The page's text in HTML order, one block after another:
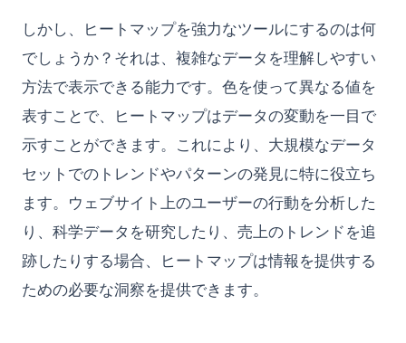
Web Scraping with Python: Complete Guide Using
What Is Elif in Python - Explained!
What Is Parsing in Python? A Guide to Parsers and
Techniques
What is Boolean in Python?
What is Do Nothing in Python? Understanding The Pass
Statement
What is Scikit-Learn: The Must-Have Machine Learning
Library
What is XGBoost, The Powerhouse of Machine Learning
Algorithms
しかし、ヒートマップを強力なツールにするのは何
でしょうか？それは、複雑なデータを理解しやすい
方法で表示できる能力です。色を使って異なる値を
表すことで、ヒートマップはデータの変動を一目で
示すことができます。これにより、大規模なデータ
セットでのトレンドやパターンの発見に特に役立ち
ます。ウェブサイト上のユーザーの行動を分析した
り、科学データを研究したり、売上のトレンドを追
跡したりする場合、ヒートマップは情報を提供する
ための必要な洞察を提供できます。